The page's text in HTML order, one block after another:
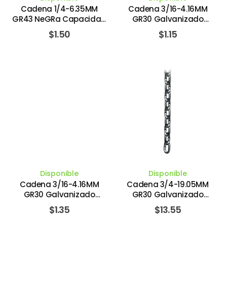
Cadena 1/4-6.35MM
GR43 NeGRa Capacidad
1,179 KG / 2,600 Lbs.
COLUMBUS MCKINNON
$1.50
Cadena 3/16-4.16MM
GR30 Galvanizado
Capacidad 340 KG/800
Lbs. COLUMBUS MCKINNON
$1.15
Disponible
Cadena 3/16-4.16MM
GR30 Galvanizado
Capacidad 340KG/800
Lbs. BARON MFG
$1.35
Disponible
Cadena 3/4-19.05MM
GR30 Galvanizado
Capacidad 4,800 KG /
10,600 Lbs. COLUMBUS
$13.55